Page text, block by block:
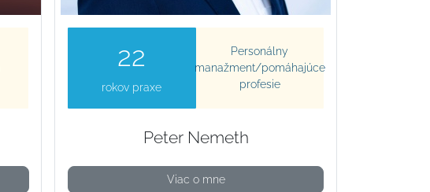
22
rokov praxe
Personálny
manažment/pomáhajúce
profesie
Peter Nemeth
Viac o mne